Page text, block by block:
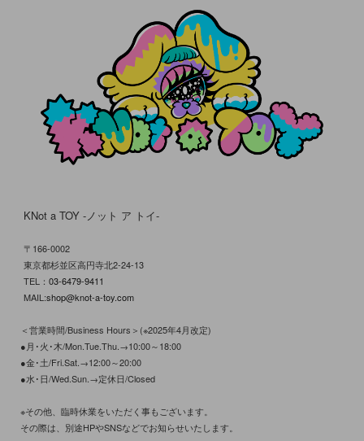
KNot a TOY -ノット ア トイ-
〒166-0002
東京都杉並区高円寺北2-24-13
TEL： 03-6479-9411
MAIL:shop@knot-a-toy.com
＜営業時間/Business Hours＞(※2025年4月改定)
●月･火･木/Mon.Tue.Thu.→10:00～18:00
●金･土/Fri.Sat.→12:00～20:00
●水･日/Wed.Sun.→定休日/Closed
※その他、臨時休業をいただく事もございます。
その際は、別途HPやSNSなどでお知らせいたします。